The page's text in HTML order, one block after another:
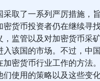
采取了一系列严厉措施，
密货币投资者仍在继续寻
，监管以及对加密货币采
入该国的市场。不过，中
加密货币行业工作的方法
使用的策略以及这些变